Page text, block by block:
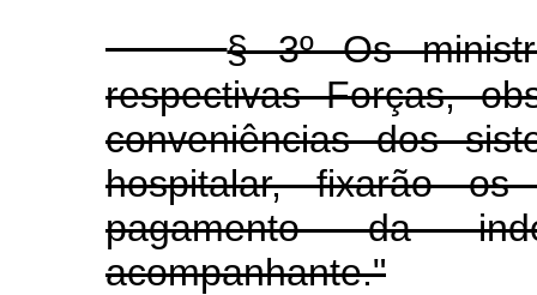
§ 3º Os
respectivas Forças,
conveniências dos
hospitalar, fixarão
pagamento da
acompanhante."